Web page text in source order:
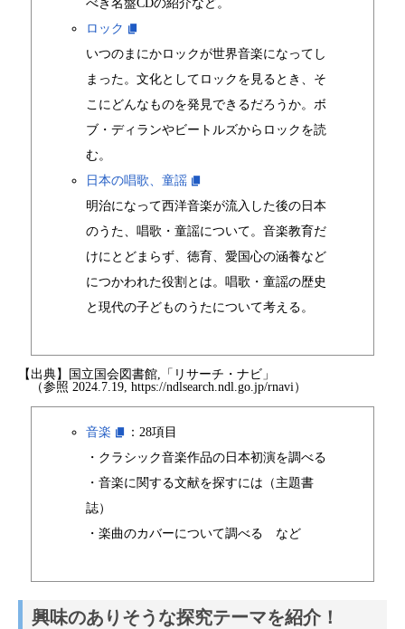
べき名盤CDの紹介など。
ロック
いつのまにかロックが世界音楽になってし
まった。文化としてロックを見るとき、そ
こにどんなものを発見できるだろうか。ボ
ブ・ディランやビートルズからロックを読
む。
日本の唱歌、童謡
明治になって西洋音楽が流入した後の日本
のうた、唱歌・童謡について。音楽教育だ
けにとどまらず、徳育、愛国心の涵養など
につかわれた役割とは。唱歌・童謡の歴史
と現代の子どものうたについて考える。
【出典】国立国会図書館,「リサーチ・ナビ」
（参照 2024.7.19, https://ndlsearch.ndl.go.jp/rnavi）
音楽
：28項目
・クラシック音楽作品の日本初演を調べる
・音楽に関する文献を探すには（主題書
誌）
・楽曲のカバーについて調べる など
興味のありそうな探究テーマを紹介！